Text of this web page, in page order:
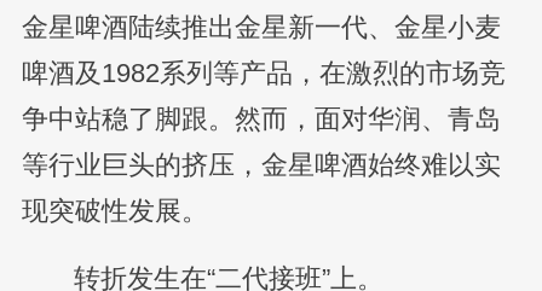
金星啤酒陆续推出金星新一代、金星小麦
啤酒及1982系列等产品，在激烈的市场竞
争中站稳了脚跟。然而，面对华润、青岛
等行业巨头的挤压，金星啤酒始终难以实
现突破性发展。
转折发生在“二代接班”上。